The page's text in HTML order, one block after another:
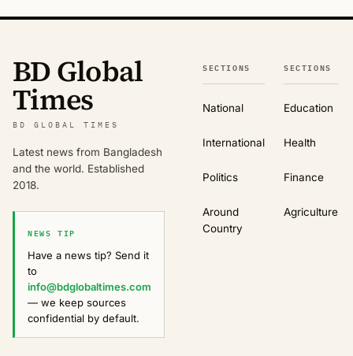
BD Global
Times
BD GLOBAL TIMES
Latest news from Bangladesh
and the world. Established
2018.
NEWS TIP
Have a news tip? Send it
to
info@bdglobaltimes.com
— we keep sources
confidential by default.
SECTIONS
National
International
Politics
Around
Country
SECTIONS
Education
Health
Finance
Agriculture